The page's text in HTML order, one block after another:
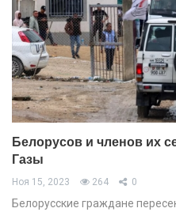
Белорусов и членов их
Газы
Ноя 15, 2023 264 0
Белорусские граждане